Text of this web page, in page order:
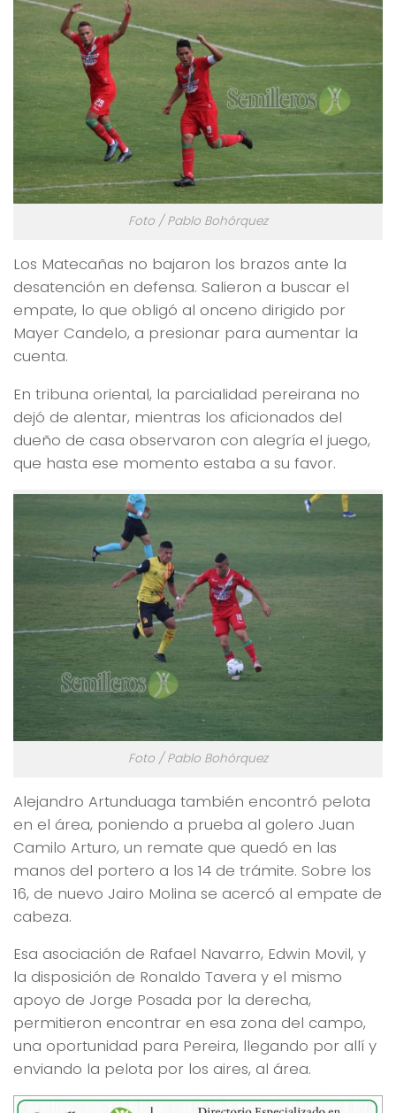
Foto / Pablo Bohórquez
Los Matecañas no bajaron los brazos ante la
desatención en defensa. Salieron a buscar el
empate, lo que obligó al onceno dirigido por
Mayer Candelo, a presionar para aumentar la
cuenta.
En tribuna oriental, la parcialidad pereirana no
dejó de alentar, mientras los aficionados del
dueño de casa observaron con alegría el juego,
que hasta ese momento estaba a su favor.
Foto / Pablo Bohórquez
Alejandro Artunduaga también encontró pelota
en el área, poniendo a prueba al golero Juan
Camilo Arturo, un remate que quedó en las
manos del portero a los 14 de trámite. Sobre los
16, de nuevo Jairo Molina se acercó al empate de
cabeza.
Esa asociación de Rafael Navarro, Edwin Movil, y
la disposición de Ronaldo Tavera y el mismo
apoyo de Jorge Posada por la derecha,
permitieron encontrar en esa zona del campo,
una oportunidad para Pereira, llegando por allí y
enviando la pelota por los aires, al área.